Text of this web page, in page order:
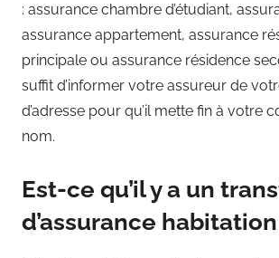
: assurance chambre d’étudiant,
assurance appartement, assurance
principale ou assurance résidence
suffit d’informer votre assureur de
d’adresse pour qu’il mette fin à votre
nom.
Est-ce qu’il y a un
d’assurance habitation